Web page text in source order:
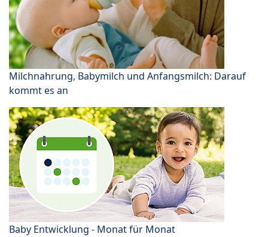
Milchnahrung, Babymilch und Anfangsmilch: Darauf
kommt es an
Baby Entwicklung - Monat für Monat